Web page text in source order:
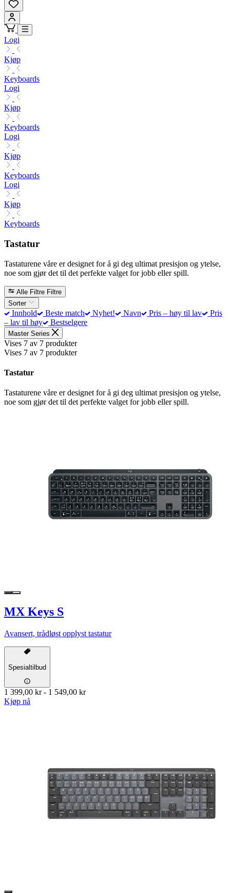
Logi
Kjøp
Keyboards
Logi
Kjøp
Keyboards
Logi
Kjøp
Keyboards
Logi
Kjøp
Keyboards
Tastatur
Tastaturene våre er designet for å gi deg ultimat presisjon og ytelse,
noe som gjør det til det perfekte valget for jobb eller spill.
Alle Filtre Filtre
Sorter
Innhold Beste match Nyhet! Navn Pris – høy til lav
Pris
– lav til høy
Bestselgere
Master Series
Vises 7 av 7 produkter
Vises 7 av 7 produkter
Tastatur
Tastaturene våre er designet for å gi deg ultimat presisjon og ytelse,
noe som gjør det til det perfekte valget for jobb eller spill.
MX Keys S
Avansert, trådløst opplyst tastatur
Spesialtilbud
1 399,00 kr- 1 549,00 kr
Kjøp nå